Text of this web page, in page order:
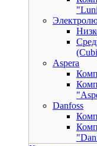
Aspera
Danfoss